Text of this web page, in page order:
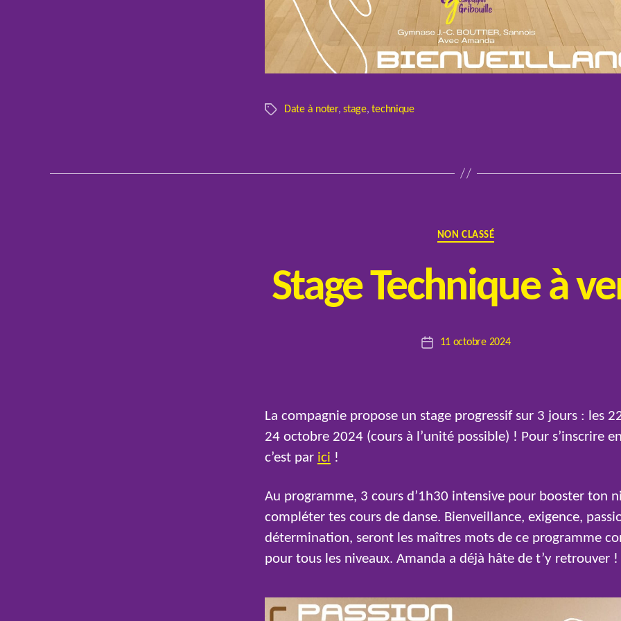
ÉtiquettesDate à noter,stage,technique
Catégories
NON CLASSÉ
Stage Technique à
Auteur
a
E
Date11 octobre 2024
La compagnie propose un stage progressif sur 3 jours : les
24 octobre 2024 (cours à l’unité possible) ! Pour s’inscrire
c’est par ici !
Au programme, 3 cours d’1h30 intensive pour booster ton
compléter tes cours de danse. Bienveillance, exigence,
détermination, seront les maîtres mots de ce programme
pour tous les niveaux. Amanda a déjà hâte de t’y retrouver !